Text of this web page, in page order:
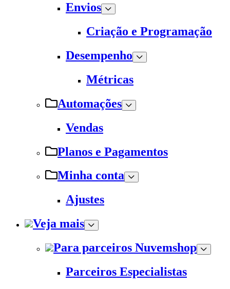
Envios
Criação e Programação
Desempenho
Métricas
Automações
Vendas
Planos e Pagamentos
Minha conta
Ajustes
Veja mais
Para parceiros Nuvemshop
Parceiros Especialistas